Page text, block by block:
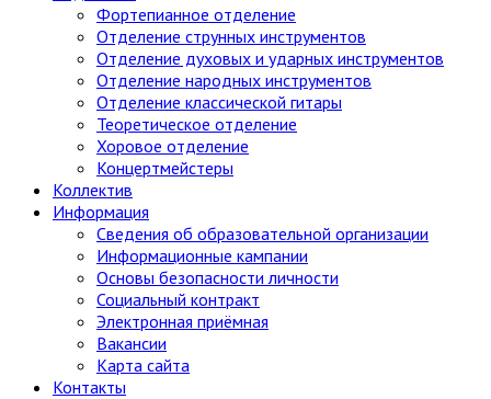
Фортепианное отделение
Отделение струнных инструментов
Отделение духовых и ударных инструментов
Отделение народных инструментов
Отделение классической гитары
Теоретическое отделение
Хоровое отделение
Концертмейстеры
Коллектив
Информация
Сведения об образовательной организации
Информационные кампании
Основы безопасности личности
Социальный контракт
Электронная приёмная
Вакансии
Карта сайта
Контакты